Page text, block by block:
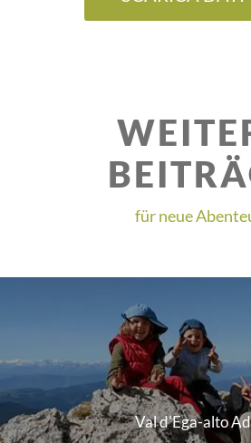
für neue
Val d'Ega-alto